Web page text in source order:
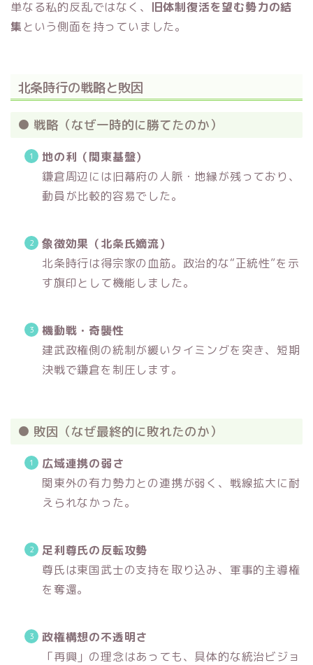
単なる私的反乱ではなく、 旧体制復活を望む勢力の結
集という側面を持っていました。
北条時行の戦略と敗因
● 戦略（なぜ一時的に勝てたのか）
地の利（関東基盤）
鎌倉周辺には旧幕府の人脈・地縁が残っており、
動員が比較的容易でした。
象徴効果（北条氏嫡流）
北条時行は得宗家の血筋。政治的な“正統性”を示
す旗印として機能しました。
機動戦・奇襲性
建武政権側の統制が緩いタイミングを突き、短期
決戦で鎌倉を制圧します。
● 敗因（なぜ最終的に敗れたのか）
広域連携の弱さ
関東外の有力勢力との連携が弱く、戦線拡大に耐
えられなかった。
足利尊氏の反転攻勢
尊氏は東国武士の支持を取り込み、軍事的主導権
を奪還。
政権構想の不透明さ
「再興」の理念はあっても、具体的な統治ビジョ